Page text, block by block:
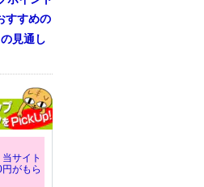
すすめの
見通し
サイト
がもら